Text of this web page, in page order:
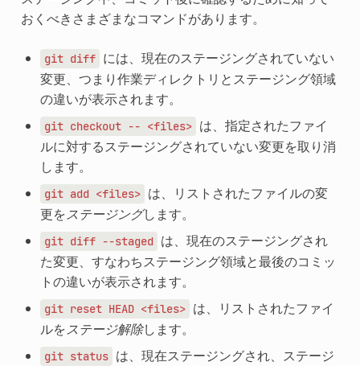
おくべきさまざまなコマンドがあります。
git diff には、現在のステージングされていない
変更、つまり作業ディレクトリとステージング領域
の違いが表示されます。
git checkout -- <files> は、指定されたファイ
ルに対するステージングされていない変更を取り消
します。
git add <files> は、リストされたファイルの変
更をステージングします。
git diff --staged は、現在のステージングされ
た変更、すなわちステージング領域と最後のコミッ
トの違いが表示されます。
git reset HEAD <files> は、リストされたファイ
ルをステージ解除します。
git status は、現在ステージングされ、ステージ